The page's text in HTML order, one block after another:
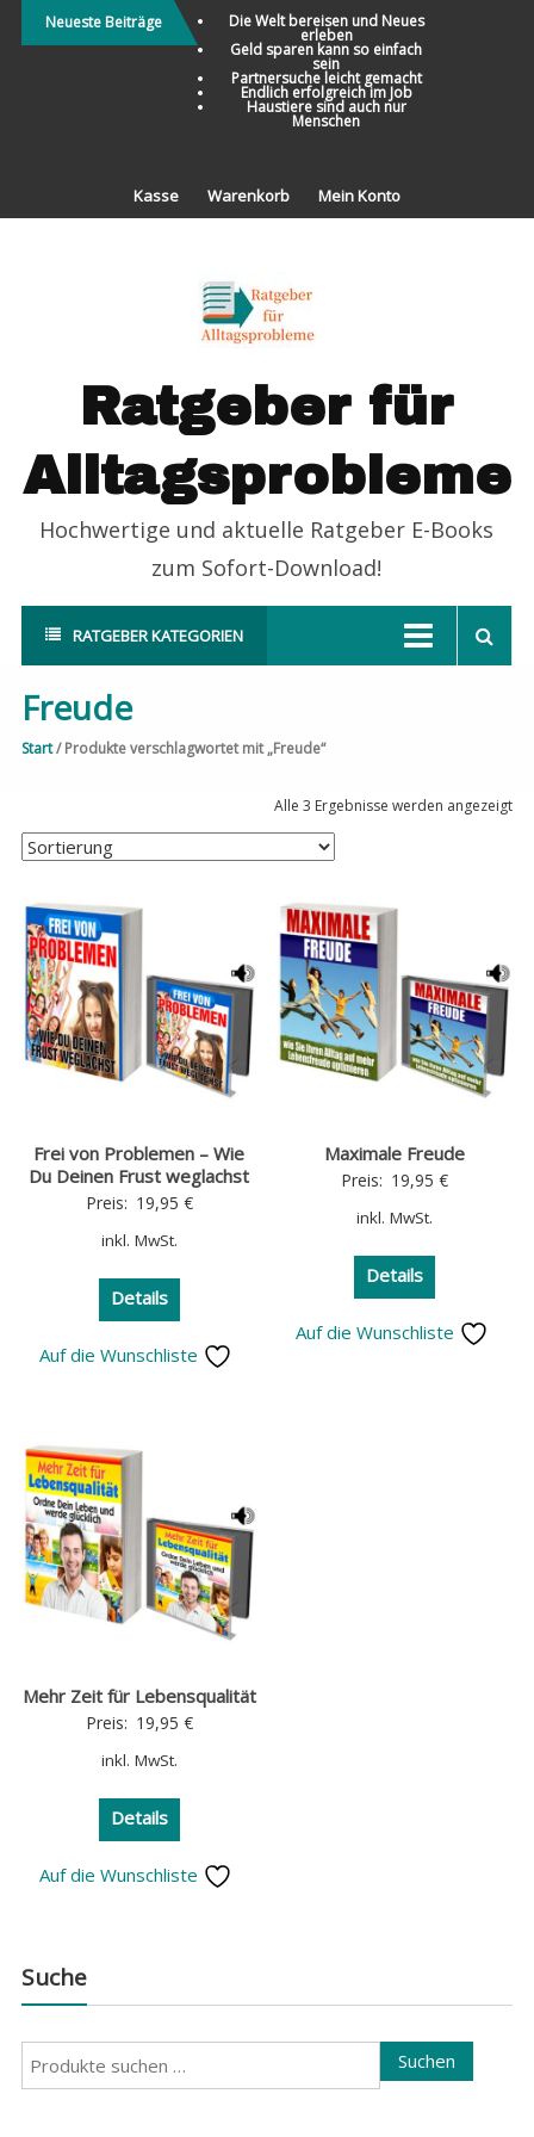
Direkt
zum
Neueste Beiträge Die Welt bereisen und Neues
erleben
Geld sparen kann so einfach
sein
Partnersuche leicht gemacht
Endlich erfolgreich im Job
Haustiere sind auch nur
Menschen
Kasse Warenkorb Mein Konto
Ratgeber für
Alltagsprobleme
Hochwertige und aktuelle Ratgeber E-Books
zum Sofort-Download!
RATGEBER KATEGORIEN
Freude
Start/ Produkte verschlagwortet mit „Freude“
Alle 3 Ergebnisse werden angezeigt
Frei von Problemen – Wie
Du Deinen Frust weglachst
Preis: 19,95 €
inkl. MwSt.
Details
Auf die Wunschliste
Maximale Freude
Preis: 19,95€
inkl. MwSt.
Details
Auf die Wunschliste
Mehr Zeit für Lebensqualität
Preis: 19,95 €
inkl. MwSt.
Details
Auf die Wunschliste
Suche
Suchen
nach:
Suchen